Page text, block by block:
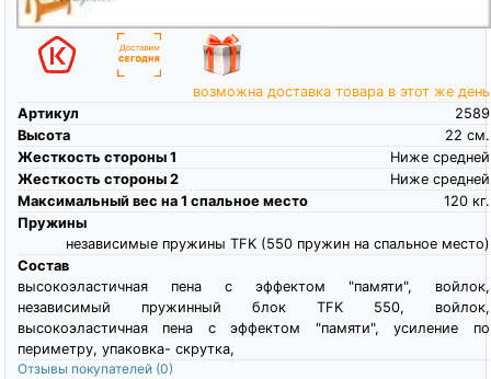
возможна доставка товара в этот же день
Артикул
2589
Высота
см.
22
Жесткость стороны 1
Ниже средней
Жесткость стороны 2
Ниже средней
Максимальный вес на 1 спальное место
кг.
120
Пружины
независимые пружины TFK (550 пружин на спальное место)
Состав
высокоэластичная пена c эффектом "памяти", войлок,
независимый пружинный блок TFK 550, войлок,
высокоэластичная пена c эффектом "памяти", усиление по
периметру, упаковка- скрутка,
Отзывы покупателей (0)